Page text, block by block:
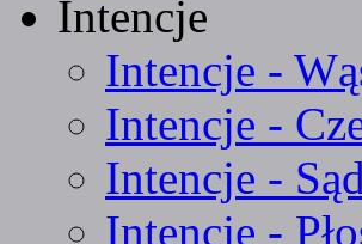
Intencje
Intencje -
Intencje -
Intencje -
Intencje -